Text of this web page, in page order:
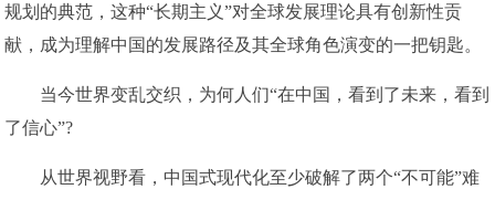
规划的典范，这种“长期主义”对全球发展理论具有创新性贡
献，成为理解中国的发展路径及其全球角色演变的一把钥匙。
当今世界变乱交织，为何人们“在中国，看到了未来，看到
了信心”?
从世界视野看，中国式现代化至少破解了两个“不可能”难